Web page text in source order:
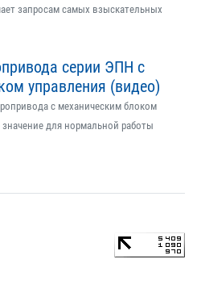
запросам самых взыскательных
серии ЭПН с
управления (видео)
с механическим блоком
для нормальной работы